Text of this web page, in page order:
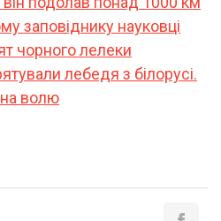
заповіднику науковці
чорного лелеки
лебедя з білорусі.
волю